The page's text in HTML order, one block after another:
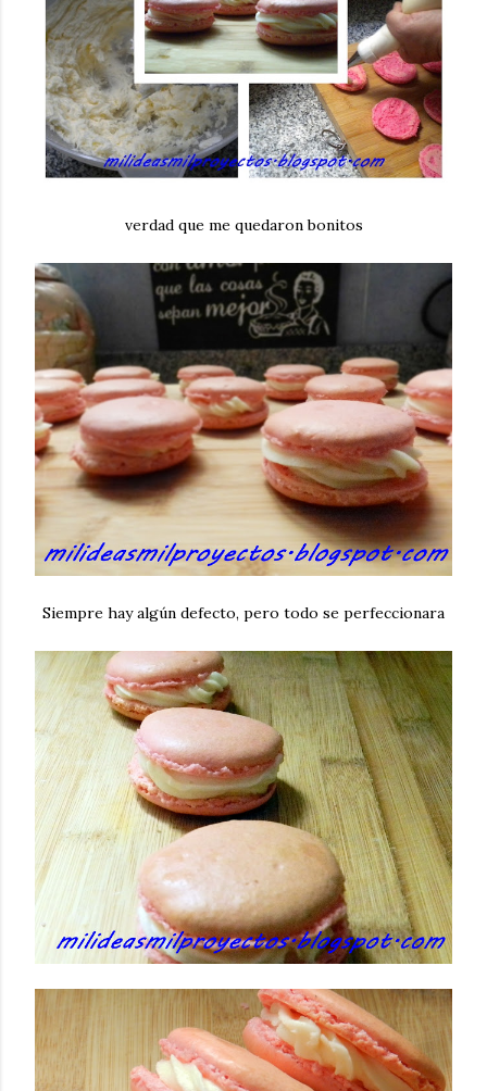
verdad que me quedaron bonitos
Siempre hay algún defecto, pero todo se perfeccionara